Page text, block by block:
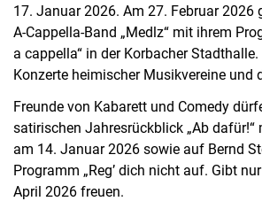
17. Januar 2026. Am 27. Februar 2026
A-Cappella-Band „Medlz“ mit ihrem
a cappella“ in der Korbacher
Konzerte heimischer Musikvereine und
Freunde von Kabarett und Comedy
satirischen Jahresrückblick „Ab dafür!“
am 14. Januar 2026 sowie auf Bernd
Programm „Reg’ dich nicht auf. Gibt
April 2026 freuen.